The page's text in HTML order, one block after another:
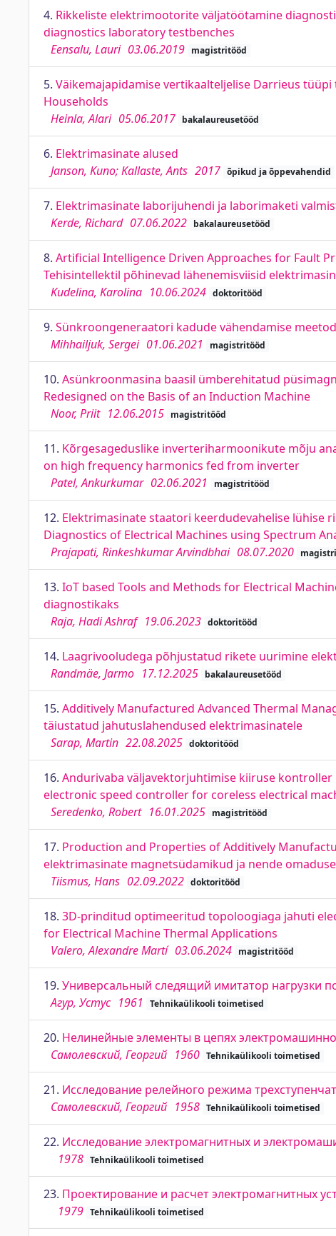
4. Rikkeliste elektrimootorite väljatöötamine
diagnostics laboratory testbenches
Eensalu, Lauri 03.06.2019 magistritööd
5. Väikemajapidamise vertikaalteljelise Darrieus
Households
Heinla, Alari 05.06.2017 bakalaureusetööd
6. Elektrimasinate alused
Janson, Kuno; Kallaste, Ants 2017 õpikud ja õppevahendid
7. Elektrimasinate laborijuhendi ja laborimaketi
Kerde, Richard 07.06.2022 bakalaureusetööd
8. Artificial Intelligence Driven Approaches for Fault
Tehisintellektil põhinevad lähenemisviisid
Kudelina, Karolina 10.06.2024 doktoritööd
9. Sünkroongeneraatori kadude vähendamise
Mihhailjuk, Sergei 01.06.2021 magistritööd
10. Asünkroonmasina baasil ümberehitatud
Redesigned on the Basis of an Induction Machine
Noor, Priit 12.06.2015 magistritööd
11. Kõrgesageduslike inverteriharmoonikute mõju
on high frequency harmonics fed from inverter
Patel, Ankurkumar 02.06.2021 magistritööd
12. Elektrimasinate staatori keerdudevahelise lühise
Diagnostics of Electrical Machines using Spectrum
Prajapati, Rinkeshkumar Arvindbhai 08.07.2020
13. IoT based Tools and Methods for Electrical
diagnostikaks
Raja, Hadi Ashraf 19.06.2023 doktoritööd
14. Laagrivooludega põhjustatud rikete uurimine
Randmäe, Jarmo 17.12.2025 bakalaureusetööd
15. Additively Manufactured Advanced Thermal
täiustatud jahutuslahendused elektrimasinatele
Sarap, Martin 22.08.2025 doktoritööd
16. Andurivaba väljavektorjuhtimise kiiruse
electronic speed controller for coreless electrical
Seredenko, Robert 16.01.2025 magistritööd
17. Production and Properties of Additively
elektrimasinate magnetsüdamikud ja nende
Tiismus, Hans 02.09.2022 doktoritööd
18. 3D-prinditud optimeeritud topoloogiaga jahuti
for Electrical Machine Thermal Applications
Valero, Alexandre Martí 03.06.2024 magistritööd
19. Универсальный следящий имитатор нагрузки
Агур, Устус 1961 Tehnikaülikooli toimetised
20. Нелинейные элементы в цепях
Самолевский, Георгий 1960 Tehnikaülikooli toimetised
21. Исследование релейного режима
Самолевский, Георгий 1958 Tehnikaülikooli toimetised
22. Исследование электромагнитных и
1978 Tehnikaülikooli toimetised
23. Проектирование и расчет электромагнитных
1979 Tehnikaülikooli toimetised